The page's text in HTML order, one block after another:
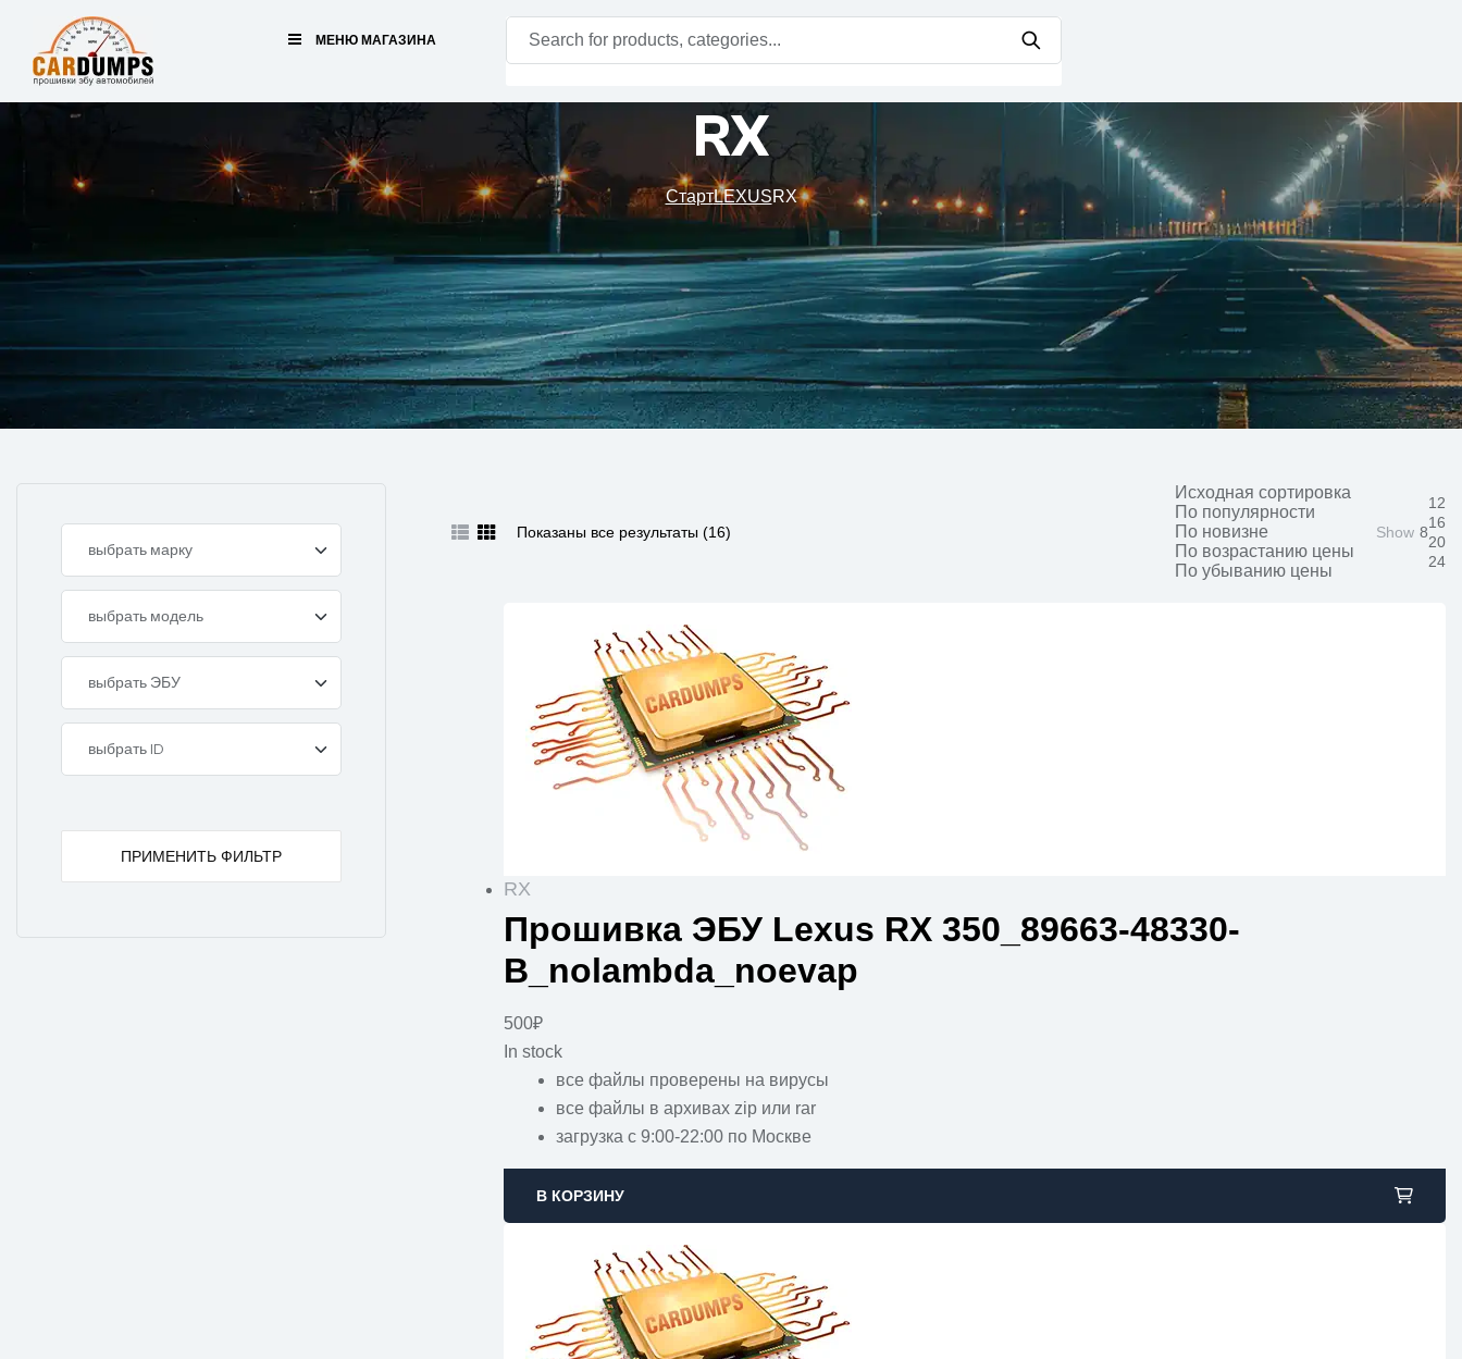
МЕНЮ МАГАЗИНА
RX
СтартLEXUSRX
Показаны все результаты (16)
Исходная сортировка
По популярности
По новизне
По возрастанию цены
По убыванию цены
Show 8
12
16
20
24
RX
Прошивка ЭБУ Lexus RX 350_89663-48330-
B_nolambda_noevap
500₽
In stock
все файлы проверены на вирусы
все файлы в архивах zip или rar
загрузка с 9:00-22:00 по Москве
В КОРЗИНУ
ПРИМЕНИТЬ ФИЛЬТР